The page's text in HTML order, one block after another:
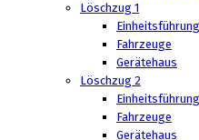
Löschzug 1
Einheitsführung
Fahrzeuge
Gerätehaus
Löschzug 2
Einheitsführung
Fahrzeuge
Gerätehaus